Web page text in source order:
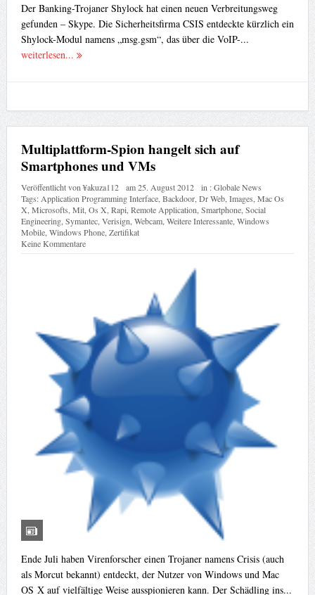
Der Banking-Trojaner Shylock hat einen neuen Verbreitungsweg
gefunden – Skype. Die Sicherheitsfirma CSIS entdeckte kürzlich ein
Shylock-Modul namens „msg.gsm“, das über die VoIP-...
weiterlesen...
Multiplattform-Spion hangelt sich auf
Smartphones und VMs
Veröffentlicht von¥akuza112 am25. August 2012 in :Globale News
Tags: Application Programming Interface, Backdoor, Dr Web, Images Mac Os
X Microsofts Mit, Os X Rapi Remote Application Smartphone, Social
Engineering, Symantec, Verisign Webcam, Weitere Interessante, Windows
Mobile, Windows Phone, Zertifikat
Keine Kommentare
Ende Juli haben Virenforscher einen Trojaner namens Crisis (auch
als Morcut bekannt) entdeckt, der Nutzer von Windows und Mac
OS X auf vielfältige Weise ausspionieren kann. Der Schädling ins...